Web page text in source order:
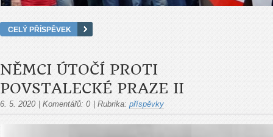
CELÝ PŘÍSPĚVEK
NĚMCI ÚTOČÍ PROTI
POVSTALECKÉ PRAZE II
6. 5. 2020 Komentářů: 0 Rubrika: příspěvky